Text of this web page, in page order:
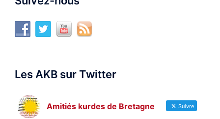
Les AKB sur Twitter
Amitiés kurdes de Bretagne Suivre